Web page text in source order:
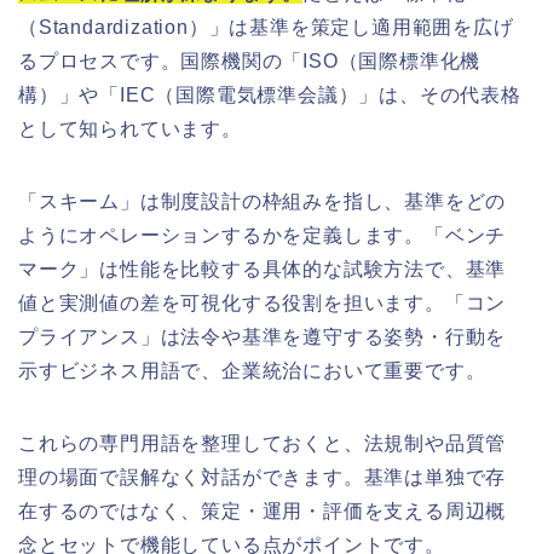
（Standardization）」は基準を策定し適用範囲を広げ
るプロセスです。国際機関の「ISO（国際標準化機
構）」や「IEC（国際電気標準会議）」は、その代表格
として知られています。
「スキーム」は制度設計の枠組みを指し、基準をどの
ようにオペレーションするかを定義します。「ベンチ
マーク」は性能を比較する具体的な試験方法で、基準
値と実測値の差を可視化する役割を担います。「コン
プライアンス」は法令や基準を遵守する姿勢・行動を
示すビジネス用語で、企業統治において重要です。
これらの専門用語を整理しておくと、法規制や品質管
理の場面で誤解なく対話ができます。基準は単独で存
在するのではなく、策定・運用・評価を支える周辺概
念とセットで機能している点がポイントです。